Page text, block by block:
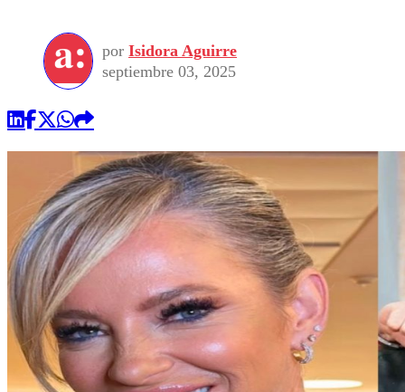
Seleccion Chilena
Torneo Internacional
Universidad de Chile
Economía
Internacional
Sustentabilidad
Publicaciones en medios
Opinión
por Isidora Aguirre
septiembre 03, 2025